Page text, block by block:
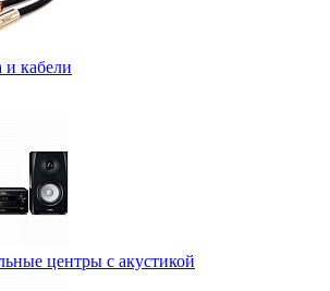
и кабели
центры с акустикой